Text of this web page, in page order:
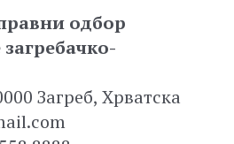
одбор
Загреб, Хрватска